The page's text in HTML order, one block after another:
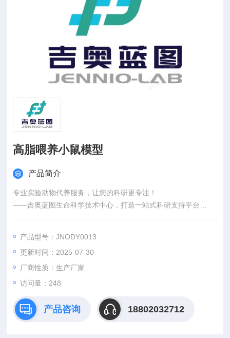
高脂喂养小鼠模型
产品简介
专业实验动物代养服务，让您的科研更专注！
——吉奥蓝图生命科学技术中心，打造一站式科研支持平台
为什么选择实验动物代养？
是否担心实验动物的标准化饲养影响数据准确性？
或因特殊模型（如SPF级、基因编辑动物）的养护难题而困扰？
选择代养服务，让我们解决一切后顾之忧，助您专注核心研究！
产品型号：JNODY0013
更新时间：2025-07-30
厂商性质：生产厂家
访问量：248
产品咨询 18802032712